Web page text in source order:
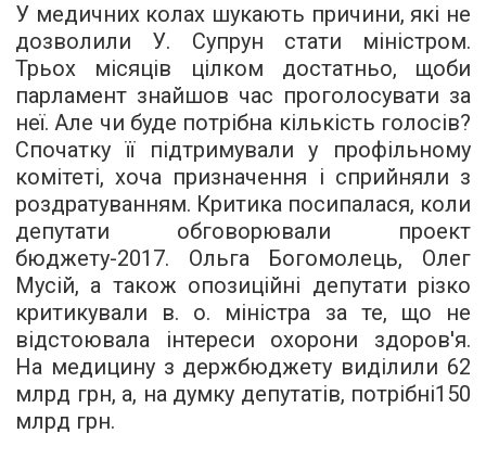
У медичних колах шукають причини, які не
дозволили У. Супрун стати міністром.
Трьох місяців цілком достатньо, щоби
парламент знайшов час проголосувати за
неї. Але чи буде потрібна кількість голосів?
Спочатку її підтримували у профільному
комітеті, хоча призначення і сприйняли з
роздратуванням. Критика посипалася, коли
депутати обговорювали проект
бюджету-2017. Ольга Богомолець, Олег
Мусій, а також опозиційні депутати різко
критикували в. о. міністра за те, що не
відстоювала інтереси охорони здоров'я.
На медицину з держбюджету виділили 62
млрд грн, а, на думку депутатів, потрібні150
млрд грн.